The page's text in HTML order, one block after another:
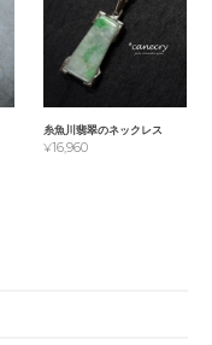
糸魚川翡翠のネックレス
¥16,960